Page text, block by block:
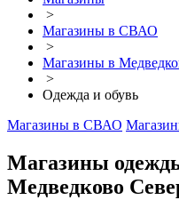
>
Магазины в СВАО
>
Магазины в
>
Одежда и обувь
Магазины в СВАО
Магазины
Медведково